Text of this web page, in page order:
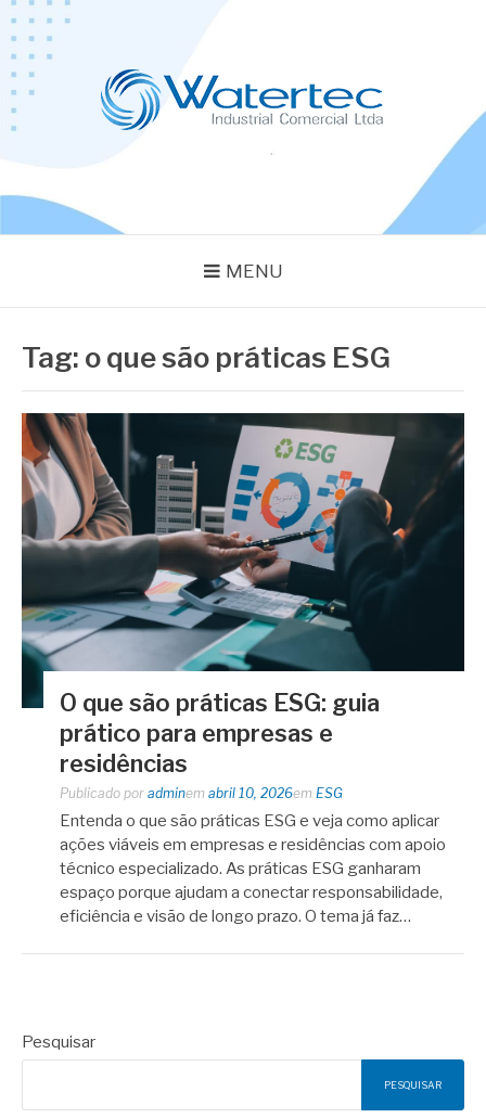
Pular
para
conteúdo
MENU
Tag: o que são práticas ESG
O que são práticas ESG: guia
prático para empresas e
residências
Publicado por adminem abril 10, 2026em ESG
Entenda o que são práticas ESG e veja como aplicar
ações viáveis em empresas e residências com apoio
técnico especializado. As práticas ESG ganharam
espaço porque ajudam a conectar responsabilidade,
eficiência e visão de longo prazo. O tema já faz…
Pesquisar
PESQUISAR